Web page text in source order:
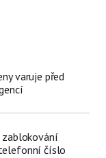
varuje před
číslo